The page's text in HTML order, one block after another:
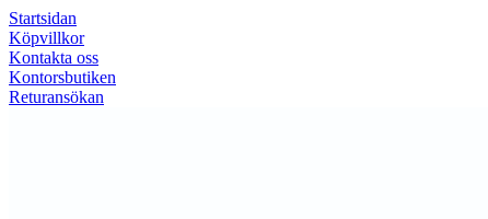
Startsidan
Köpvillkor
Kontakta oss
Kontorsbutiken
Returansökan